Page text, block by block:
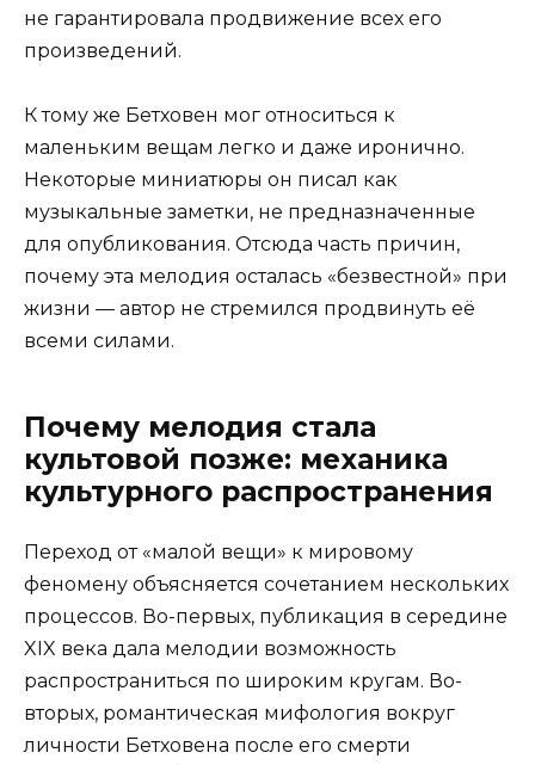
не гарантировала продвижение всех его
произведений.
К тому же Бетховен мог относиться к
маленьким вещам легко и даже иронично.
Некоторые миниатюры он писал как
музыкальные заметки, не предназначенные
для опубликования. Отсюда часть причин,
почему эта мелодия осталась «безвестной» при
жизни — автор не стремился продвинуть её
всеми силами.
Почему мелодия стала
культовой позже: механика
культурного распространения
Переход от «малой вещи» к мировому
феномену объясняется сочетанием нескольких
процессов. Во-первых, публикация в середине
XIX века дала мелодии возможность
распространиться по широким кругам. Во-
вторых, романтическая мифология вокруг
личности Бетховена после его смерти